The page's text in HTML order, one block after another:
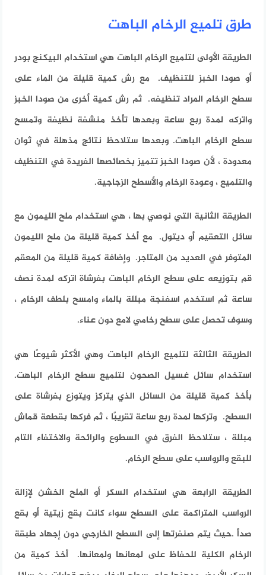
طرق تلميع الرخام الباهت
الطريقة الأولى لتلميع الرخام الباهت هي استخدام البيكنج بودر
أو صودا الخبز للتنظيف. مع رش كمية قليلة من الماء على
سطح الرخام المراد تنظيفه. ثم رش كمية أخرى من صودا الخبز
واتركه لمدة ربع ساعة وبعدها تأخذ منشفة نظيفة وتمسح
سطح الرخام الباهت. وبعدها ستلاحظ نتائج مذهلة في ثوان
معدودة ، لأن صودا الخبز تتميز بخصائصها الفريدة في التنظيف
والتلميع ، وعودة الرخام والأسطح الزجاجية.
الطريقة الثانية التي نوصي بها ، هي استخدام ملح الليمون مع
سائل التعقيم أو ديتول. مع أخذ كمية قليلة من ملح الليمون
المتوفر في العديد من المتاجر. وإضافة كمية قليلة من المعقم
قم بتوزيعه على سطح الرخام الباهت بفرشاة اتركه لمدة نصف
ساعة ثم استخدم اسفنجة مبللة بالماء وامسح بلطف الرخام ،
وسوف تحصل على سطح رخامي لامع دون عناء.
الطريقة الثالثة لتلميع الرخام الباهت وهي الأكثر شيوعًا هي
استخدام سائل غسيل الصحون لتلميع سطح الرخام الباهت.
بأخذ كمية قليلة من السائل الذي يتركز ويتوزع بفرشاة على
السطح. وتركها لمدة ربع ساعة تقريبًا ، ثم فركها بقطعة قماش
مبللة ، ستلاحظ الفرق في السطوع والرائحة والاختفاء التام
للبقع والرواسب على سطح الرخام.
الطريقة الرابعة هي استخدام السكر أو الملح الخشن لإزالة
الرواسب المتراكمة على السطح سواء كانت بقع زيتية أو بقع
صدأ .حيث يتم صنفرتها إلى السطح الخارجي دون إجهاد طبقة
الرخام الكلية للحفاظ على لمعانها ولمعانها. أخذ كمية من